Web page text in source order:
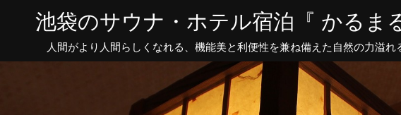
池袋のサウナ・ホテル宿泊『 かるま
人間がより人間らしくなれる、機能美と利便性を兼ね備えた自然の力溢れ